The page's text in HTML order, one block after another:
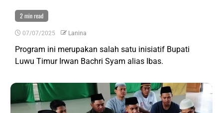
2 min read
07/07/2025 Lanina
Program ini merupakan salah satu inisiatif Bupati
Luwu Timur Irwan Bachri Syam alias Ibas.